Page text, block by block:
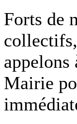
Forts de
appelons
Mairie